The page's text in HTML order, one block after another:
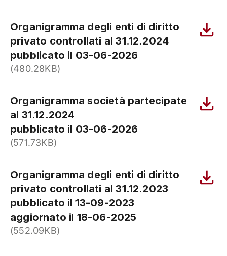
Organigramma degli enti di diritto
privato controllati al 31.12.2024
pubblicato il 03-06-2026
(480.28KB)
Organigramma società partecipate
al 31.12.2024
pubblicato il 03-06-2026
(571.73KB)
Organigramma degli enti di diritto
privato controllati al 31.12.2023
pubblicato il 13-09-2023
aggiornato il 18-06-2025
(552.09KB)